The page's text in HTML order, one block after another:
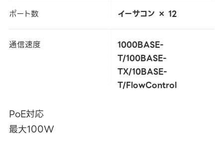
ポート数 イーサコン × 12
通信速度
1000BASE-
T/100BASE-
TX/10BASE-
T/FlowControl
PoE対応
最大100W